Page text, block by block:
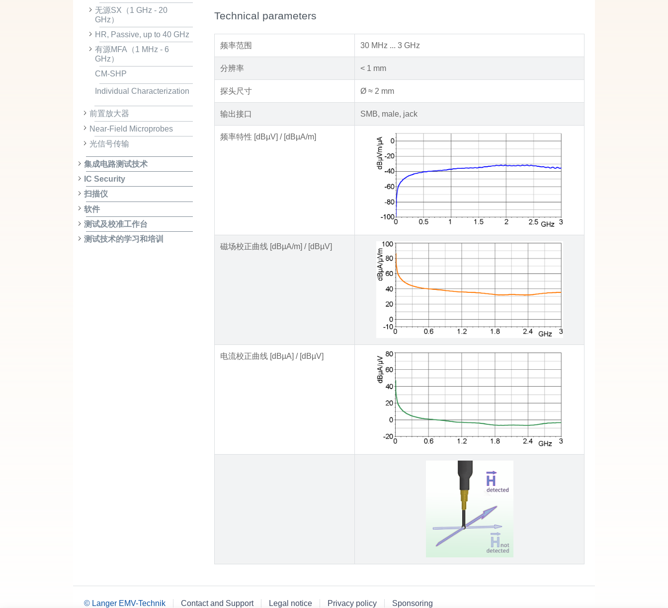
无源SX（1 GHz - 20
GHz）
HR, Passive, up to 40 GHz
有源MFA（1 MHz - 6
GHz）
CM-SHP
Individual Characterization
前置放大器
Near-Field Microprobes
光信号传输
集成电路测试技术
IC Security
扫描仪
软件
测试及校准工作台
测试技术的学习和培训
Technical parameters
频率范围 30 MHz ... 3 GHz
分辨率 < 1 mm
探头尺寸 Ø ≈ 2 mm
输出接口 SMB, male, jack
频率特性 [dBµV] / [dBµA/m]
磁场校正曲线 [dBµA/m] / [dBµV]
电流校正曲线 [dBµA] / [dBµV]
© Langer EMV-Technik Contact and Support Legal notice Privacy policy Sponsoring